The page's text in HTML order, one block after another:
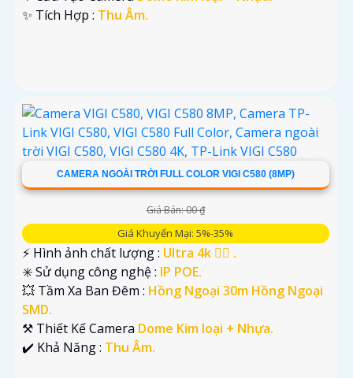
️✨ Tích Hợp : Thu Âm.
CAMERA NGOÀI TRỜI FULL COLOR VIGI C580 (8MP)
Giá Bán: 00 ₫
Giá Khuyến Mại: 5%-35%
️⚡ Hình ảnh chất lượng : Ultra 4k 👍🏾 .
✳️ Sử dụng công nghệ : IP POE.
💥 Tầm Xa Ban Đêm : Hồng Ngoại 30m Hồng Ngoại
SMD.
⚒ Thiết Kế Camera Dome Kim loại + Nhựa.
️✔️ Khả Năng : Thu Âm.